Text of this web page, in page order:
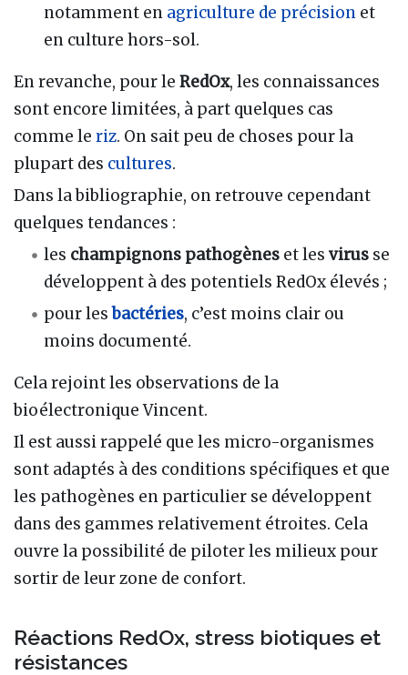
notamment en agriculture de précision et
en culture hors-sol.
En revanche, pour le RedOx, les connaissances
sont encore limitées, à part quelques cas
comme le riz. On sait peu de choses pour la
plupart des cultures.
Dans la bibliographie, on retrouve cependant
quelques tendances :
les champignons pathogènes et lesvirus se
développent à des potentiels RedOx élevés ;
pour lesbactéries, c’est moins clair ou
moins documenté.
Cela rejoint les observations de la
bioélectronique Vincent.
Il est aussi rappelé que les micro-organismes
sont adaptés à des conditions spécifiques et que
les pathogènes en particulier se développent
dans des gammes relativement étroites. Cela
ouvre la possibilité de piloter les milieux pour
sortir de leur zone de confort.
Réactions RedOx, stress biotiques et
résistances